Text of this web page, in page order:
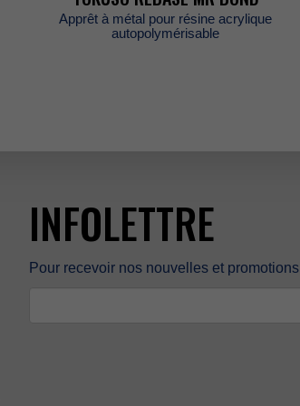
Apprêtàmétalpourrésineacrylique
autopolymérisable
INFOLETTRE
Pourrecevoirnosnouvellesetpromotions